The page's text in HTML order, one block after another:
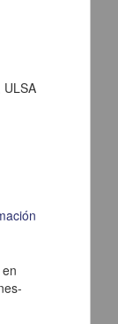
en lineas
ULSA